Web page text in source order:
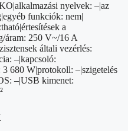
nyelvek: –|az
funkciók: nem|
a
áram: 250 V~/16 A
általi vezérlés:
–|kapcsoló:
680 W|protokoll: –|szigetelés
–|USB kimenet: